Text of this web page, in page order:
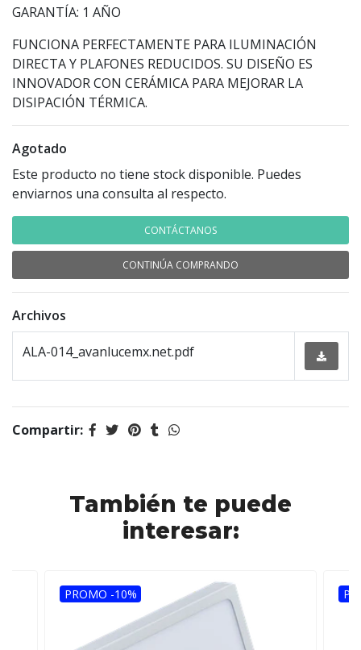
GARANTÍA: 1 AÑO
FUNCIONA PERFECTAMENTE PARA ILUMINACIÓN
DIRECTA Y PLAFONES REDUCIDOS. SU DISEÑO ES
INNOVADOR CON CERÁMICA PARA MEJORAR LA
DISIPACIÓN TÉRMICA.
Agotado
Este producto no tiene stock disponible. Puedes
enviarnos una consulta al respecto.
CONTÁCTANOS
CONTINÚA COMPRANDO
Archivos
ALA-014_avanlucemx.net.pdf
Compartir:
También te puede
interesar:
PROMO -10%